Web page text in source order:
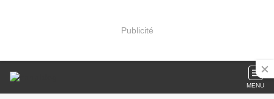
Publicité
MENU